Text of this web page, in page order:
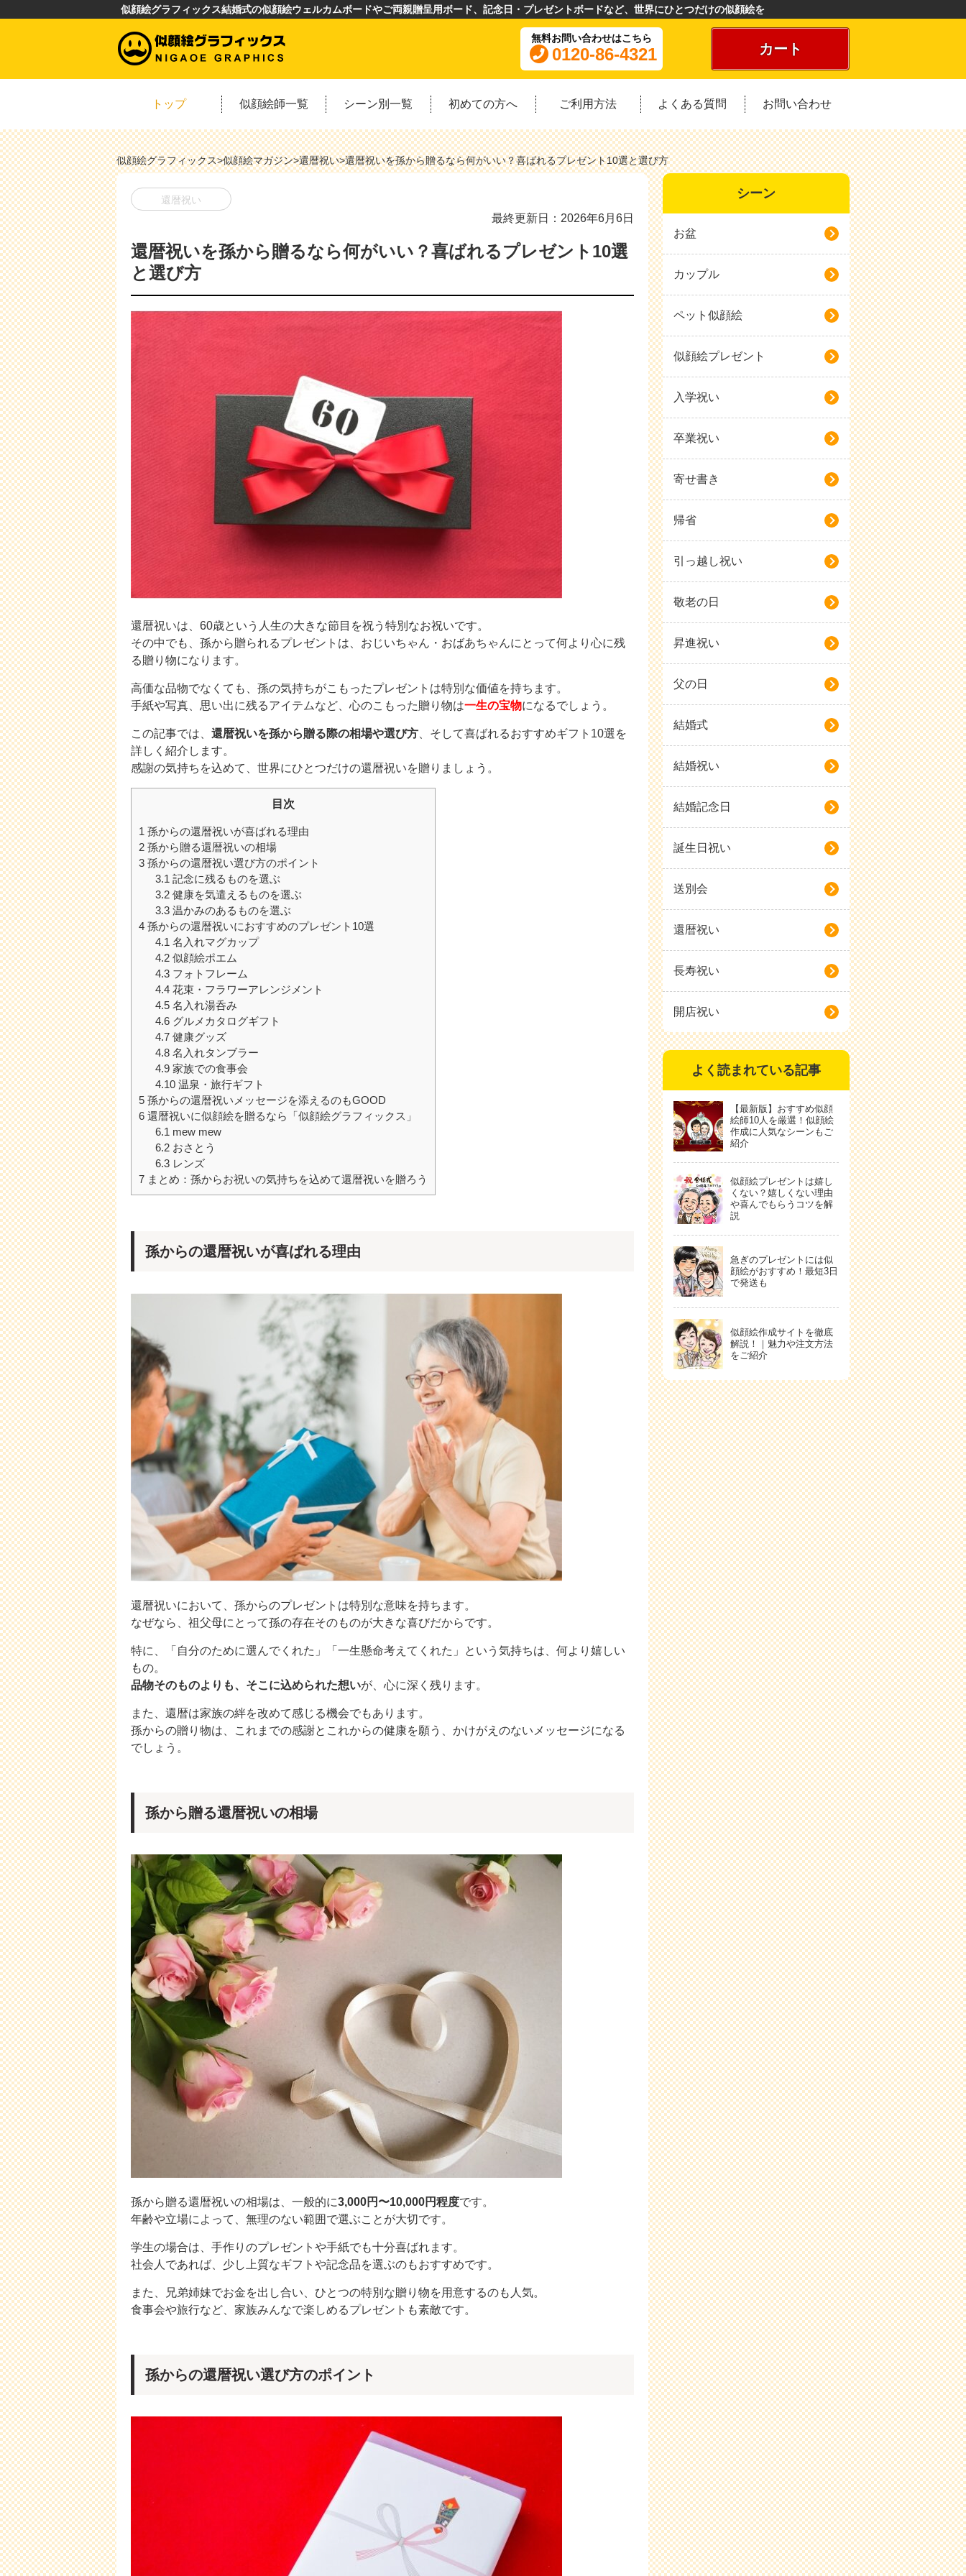
似顔絵グラフィックス結婚式の似顔絵ウェルカムボードやご両親贈呈用ボード、記念日・プレゼントボードなど、世界にひとつだけの似顔絵を
無料お問い合わせはこちら
0120-86-4321 カート
トップ 似顔絵師一覧 シーン別一覧 初めての方へ ご利用方法 よくある質問 お問い合わせ
似顔絵グラフィックス>似顔絵マガジン>還暦祝い>還暦祝いを孫から贈るなら何がいい？喜ばれるプレゼント10選と選び方
還暦祝い
最終更新日：2026年6月6日
還暦祝いを孫から贈るなら何がいい？喜ばれるプレゼント10選
と選び方
還暦祝いは、60歳という人生の大きな節目を祝う特別なお祝いです。
その中でも、孫から贈られるプレゼントは、おじいちゃん・おばあちゃんにとって何より心に残
る贈り物になります。
高価な品物でなくても、孫の気持ちがこもったプレゼントは特別な価値を持ちます。
手紙や写真、思い出に残るアイテムなど、心のこもった贈り物は一生の宝物になるでしょう。
この記事では、 還暦祝いを孫から贈る際の相場や選び方 、そして喜ばれるおすすめギフト10選を
詳しく紹介します。
感謝の気持ちを込めて、世界にひとつだけの還暦祝いを贈りましょう。
目次
1 孫からの還暦祝いが喜ばれる理由
2 孫から贈る還暦祝いの相場
3 孫からの還暦祝い選び方のポイント
3.1 記念に残るものを選ぶ
3.2健康を気遣えるものを選ぶ
3.3温かみのあるものを選ぶ
4 孫からの還暦祝いにおすすめのプレゼント10選
4.1 名入れマグカップ
4.2似顔絵ポエム
4.3フォトフレーム
4.4花束・フラワーアレンジメント
4.5名入れ湯呑み
4.6グルメカタログギフト
4.7健康グッズ
4.8名入れタンブラー
4.9家族での食事会
4.10温泉・旅行ギフト
5 孫からの還暦祝いメッセージを添えるのもGOOD
6 還暦祝いに似顔絵を贈るなら「似顔絵グラフィックス」
6.1 mew mew
6.2おさとう
6.3レンズ
7 まとめ：孫からお祝いの気持ちを込めて還暦祝いを贈ろう
孫からの還暦祝いが喜ばれる理由
還暦祝いにおいて、孫からのプレゼントは特別な意味を持ちます。
なぜなら、祖父母にとって孫の存在そのものが大きな喜びだからです。
特に、「自分のために選んでくれた」「一生懸命考えてくれた」という気持ちは、何より嬉しい
もの。
品物そのものよりも、そこに込められた想いが、心に深く残ります。
また、還暦は家族の絆を改めて感じる機会でもあります。
孫からの贈り物は、これまでの感謝とこれからの健康を願う、かけがえのないメッセージになる
でしょう。
孫から贈る還暦祝いの相場
孫から贈る還暦祝いの相場は、一般的に3,000円〜10,000円程度です。
年齢や立場によって、無理のない範囲で選ぶことが大切です。
学生の場合は、手作りのプレゼントや手紙でも十分喜ばれます。
社会人であれば、少し上質なギフトや記念品を選ぶのもおすすめです。
また、兄弟姉妹でお金を出し合い、ひとつの特別な贈り物を用意するのも人気。
食事会や旅行など、家族みんなで楽しめるプレゼントも素敵です。
孫からの還暦祝い選び方のポイント
シーン
お盆
カップル
ペット似顔絵
似顔絵プレゼント
入学祝い
卒業祝い
寄せ書き
帰省
引っ越し祝い
敬老の日
昇進祝い
父の日
結婚式
結婚祝い
結婚記念日
誕生日祝い
送別会
還暦祝い
長寿祝い
開店祝い
よく読まれている記事
【最新版】おすすめ似顔
絵師10人を厳選！似顔絵
作成に人気なシーンもご
紹介
似顔絵プレゼントは嬉し
くない？嬉しくない理由
や喜んでもらうコツを解
説
急ぎのプレゼントには似
顔絵がおすすめ！最短3日
で発送も
似顔絵作成サイトを徹底
解説！｜魅力や注文方法
をご紹介